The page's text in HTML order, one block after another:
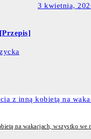
3 kwietnia,
na wakacjach, wszystko